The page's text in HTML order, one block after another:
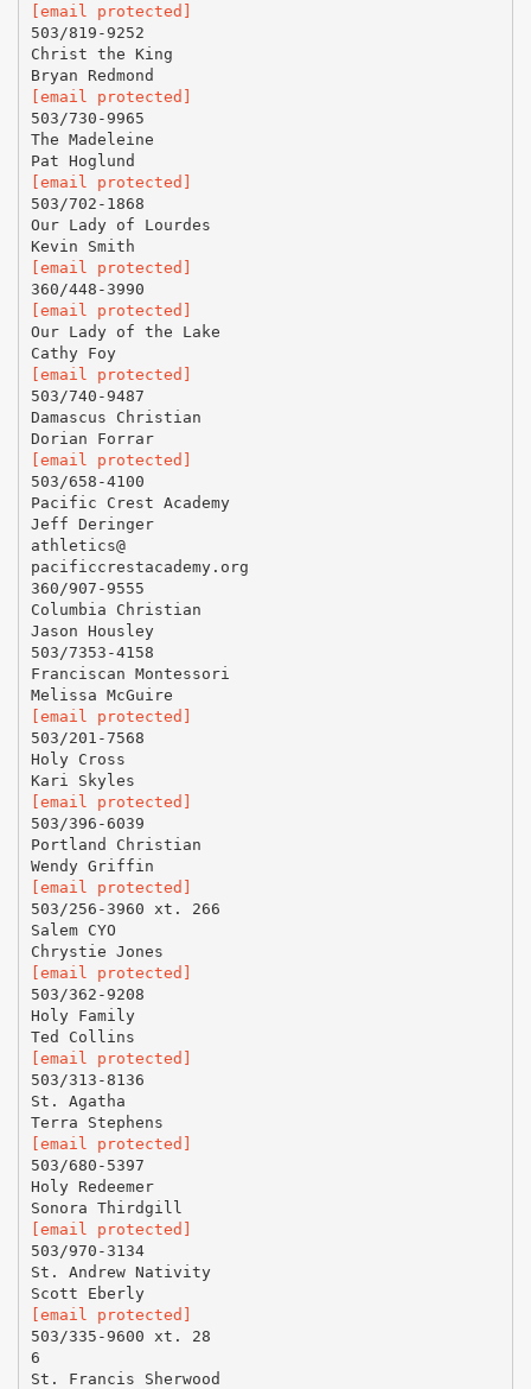
[email protected]
503/819-9252
Christ the King
[email protected]
503/730-9965
The Madeleine
[email protected]
503/702-1868
Our Lady of Lourdes
[email protected]
[email protected]
Our Lady of the Lake
Cathy Foy
[email protected]
503/740-9487
Damascus Christian
Dorian Forrar
[email protected]
503/658-4100
Pacific Crest Academy
Jeff Deringer
athletics@
pacificcrestacademy.org
360/907-9555
Columbia Christian
Jason Housley
503/7353-4158
Franciscan Montessori
[email protected]
503/201-7568
Holy Cross
[email protected]
503/396-6039
Portland Christian
[email protected]
503/256-3960 xt. 266
Salem CYO
[email protected]
503/362-9208
Holy Family
[email protected]
503/313-8136
St. Agatha
[email protected]
503/680-5397
Holy Redeemer
[email protected]
503/970-3134
St. Andrew Nativity
Scott Eberly
[email protected]
503/335-9600 xt. 28
6
St. Francis Sherwood